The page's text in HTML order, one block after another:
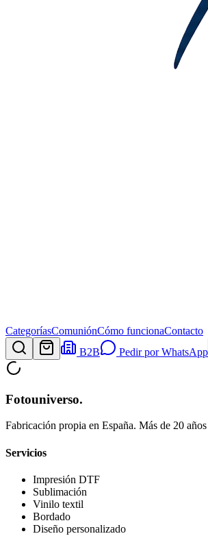
CategoríasComuniónCómo funcionaContacto
B2B
Pedir por WhatsApp
Fotouniverso.
Fabricación propia en España. Más de 20
Servicios
Impresión DTF
Sublimación
Vinilo textil
Bordado
Diseño personalizado